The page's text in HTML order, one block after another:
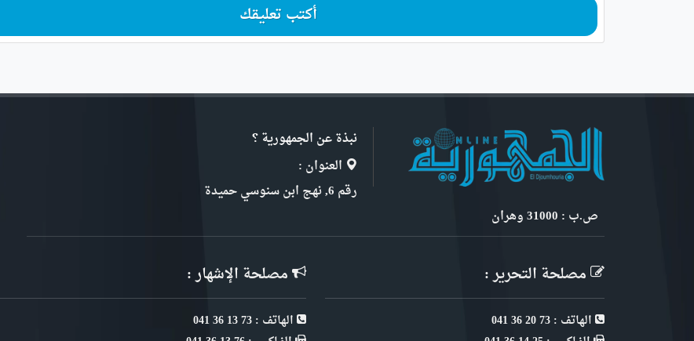
أكتب تعليقك
نبذة عن الجمهورية ؟
العنوان :
رقم 6, نهج ابن سنوسي حميدة
ص.ب : 31000 وهران
مصلحة التحرير :
الهاتف : 73 20 36 041
مصلحة الإشهار :
الهاتف : 73 13 36 041